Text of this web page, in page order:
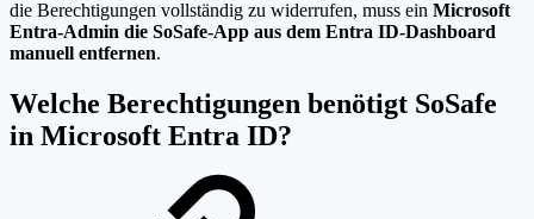
die Berechtigungen vollständig zu widerrufen, muss ein Microsoft
Entra-Admin die SoSafe-App aus dem Entra ID-Dashboard
manuell entfernen.
Welche Berechtigungen benötigt SoSafe
in Microsoft Entra ID?